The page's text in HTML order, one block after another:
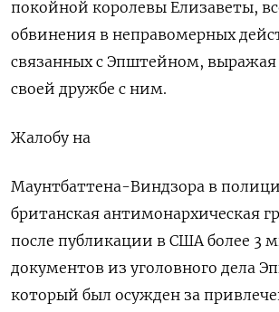
покойной королевы Елизаветы,
обвинения в неправомерных
связанных с Эпштейном, выражая
своей дружбе с ним.
Жалобу на
Маунтбаттена-Виндзора в
британская антимонархическая
после публикации в США более 3
документов из уголовного дела
который был осужден за